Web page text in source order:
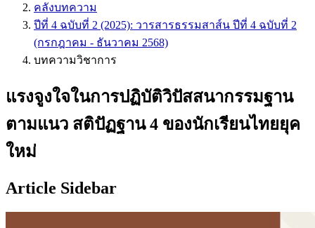
คลังบทความ
ปีที่ 4 ฉบับที่ 2 (2025): วารสารธรรมสาส์น ปีที่ 4 ฉบับที่ 2
(กรกฎาคม - ธันวาคม 2568)
บทความวิชาการ
แรงจูงใจในการปฏิบัติวิปัสสนากรรมฐาน
ตามแนว สติปัฏฐาน 4 ของนักเรียนไทยยุค
ใหม่
Article Sidebar